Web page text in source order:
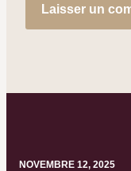
NOVEMBRE 12, 2025